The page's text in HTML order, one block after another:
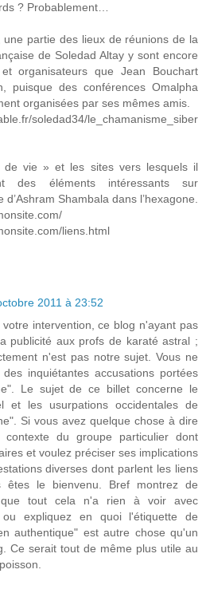
? Probablement…
une partie des lieux de réunions de la
de Soledad Altay y sont encore
organisateurs que Jean Bouchart
puisque des conférences Omalpha
organisées par ses mêmes amis.
soledad34/le_chamanisme_siber
de vie » et les sites vers lesquels il
des éléments intéressants sur
d’Ashram Shambala dans l’hexagone.
liens.html
2011 à 23:52
intervention, ce blog n'ayant pas
publicité aux profs de karaté astral ;
n'est pas notre sujet. Vous ne
inquiétantes accusations portées
Le sujet de ce billet concerne le
et les usurpations occidentales de
Si vous avez quelque chose à dire
du groupe particulier dont
et voulez préciser ses implications
diverses dont parlent les liens
êtes le bienvenu. Bref montrez de
que tout cela n'a rien à voir avec
ou expliquez en quoi l'étiquette de
authentique" est autre chose qu'un
Ce serait tout de même plus utile au